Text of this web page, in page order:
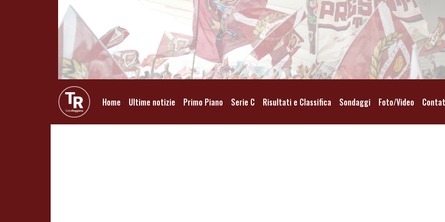
Home Ultime notizie Primo Piano Serie C Risultati e Classifica Sondaggi Foto/Video